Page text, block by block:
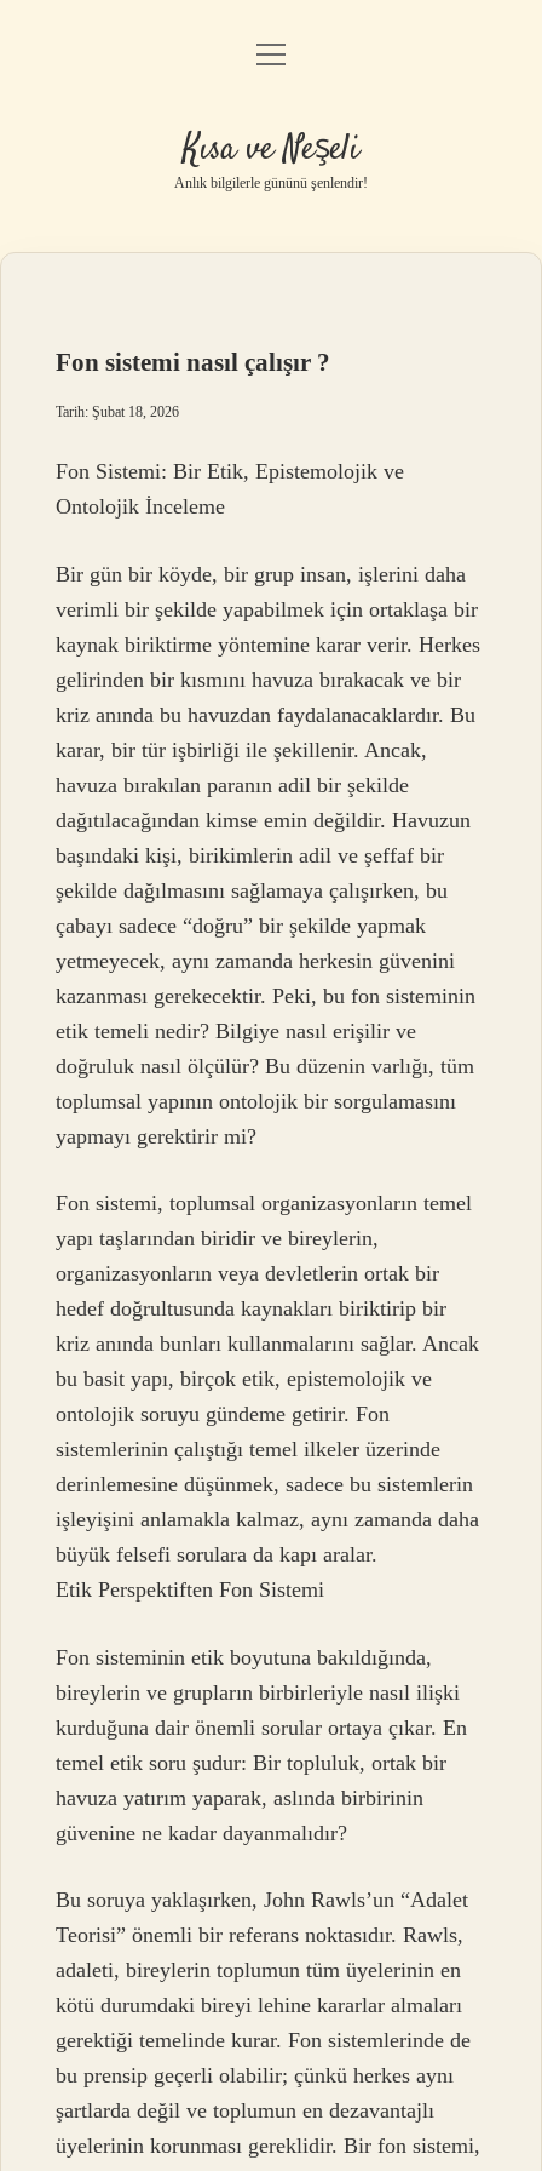
Anasayfa
Yasal Uyarı
menüyü
Kısa ve Neşeli
Anlık bilgilerle gününü şenlendir!
Fon sistemi nasıl çalışır ?
Tarih: Şubat 18, 2026
Fon Sistemi: Bir Etik, Epistemolojik ve
Ontolojik İnceleme
Bir gün bir köyde, bir grup insan, işlerini daha
verimli bir şekilde yapabilmek için ortaklaşa bir
kaynak biriktirme yöntemine karar verir. Herkes
gelirinden bir kısmını havuza bırakacak ve bir
kriz anında bu havuzdan faydalanacaklardır. Bu
karar, bir tür işbirliği ile şekillenir. Ancak,
havuza bırakılan paranın adil bir şekilde
dağıtılacağından kimse emin değildir. Havuzun
başındaki kişi, birikimlerin adil ve şeffaf bir
şekilde dağılmasını sağlamaya çalışırken, bu
çabayı sadece “doğru” bir şekilde yapmak
yetmeyecek, aynı zamanda herkesin güvenini
kazanması gerekecektir. Peki, bu fon sisteminin
etik temeli nedir? Bilgiye nasıl erişilir ve
doğruluk nasıl ölçülür? Bu düzenin varlığı, tüm
toplumsal yapının ontolojik bir sorgulamasını
yapmayı gerektirir mi?
Fon sistemi, toplumsal organizasyonların temel
yapı taşlarından biridir ve bireylerin,
organizasyonların veya devletlerin ortak bir
hedef doğrultusunda kaynakları biriktirip bir
kriz anında bunları kullanmalarını sağlar. Ancak
bu basit yapı, birçok etik, epistemolojik ve
ontolojik soruyu gündeme getirir. Fon
sistemlerinin çalıştığı temel ilkeler üzerinde
derinlemesine düşünmek, sadece bu sistemlerin
işleyişini anlamakla kalmaz, aynı zamanda daha
büyük felsefi sorulara da kapı aralar.
Etik Perspektiften Fon Sistemi
Fon sisteminin etik boyutuna bakıldığında,
bireylerin ve grupların birbirleriyle nasıl ilişki
kurduğuna dair önemli sorular ortaya çıkar. En
temel etik soru şudur: Bir topluluk, ortak bir
havuza yatırım yaparak, aslında birbirinin
güvenine ne kadar dayanmalıdır?
Bu soruya yaklaşırken, John Rawls’un “Adalet
Teorisi” önemli bir referans noktasıdır. Rawls,
adaleti, bireylerin toplumun tüm üyelerinin en
kötü durumdaki bireyi lehine kararlar almaları
gerektiği temelinde kurar. Fon sistemlerinde de
bu prensip geçerli olabilir; çünkü herkes aynı
şartlarda değil ve toplumun en dezavantajlı
üyelerinin korunması gereklidir. Bir fon sistemi,